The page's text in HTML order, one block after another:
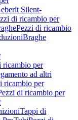
Silent-
di ricambio per
Pezzi di ricambio
Braghe
ricambio per
ad altri
ricambio per
di ricambio per
Tappi di